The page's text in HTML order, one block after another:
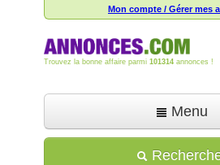
Mon compte / Gérer mes
Trouvez la bonne affaire parmi 101314 annonces !
Menu